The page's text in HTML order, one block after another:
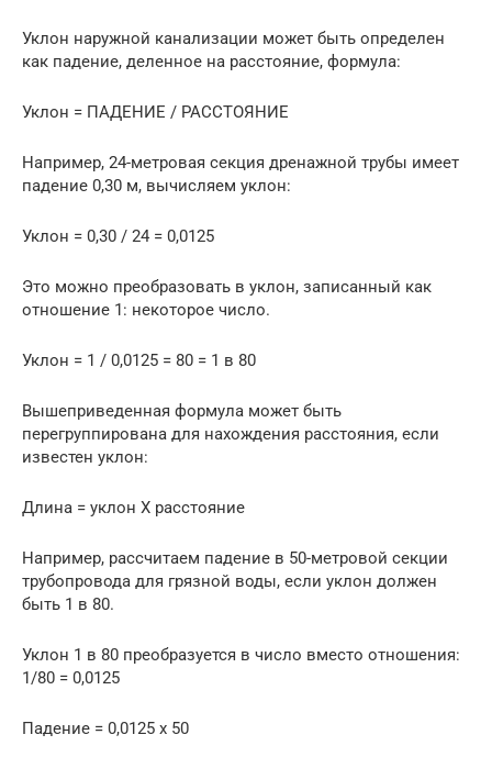
Уклон наружной канализации может быть определен
как падение, деленное на расстояние, формула:
Уклон = ПАДЕНИЕ / РАССТОЯНИЕ
Например, 24-метровая секция дренажной трубы имеет
падение 0,30 м, вычисляем уклон:
Уклон = 0,30 / 24 = 0,0125
Это можно преобразовать в уклон, записанный как
отношение 1: некоторое число.
Уклон = 1 / 0,0125 = 80 = 1 в 80
Вышеприведенная формула может быть
перегруппирована для нахождения расстояния, если
известен уклон:
Длина = уклон X расстояние
Например, рассчитаем падение в 50-метровой секции
трубопровода для грязной воды, если уклон должен
быть 1 в 80.
Уклон 1 в 80 преобразуется в число вместо отношения:
1/80 = 0,0125
Падение = 0,0125 х 50